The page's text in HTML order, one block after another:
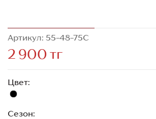
Артикул: 55-48-75C
2 900 тг
Цвет:
Сезон: